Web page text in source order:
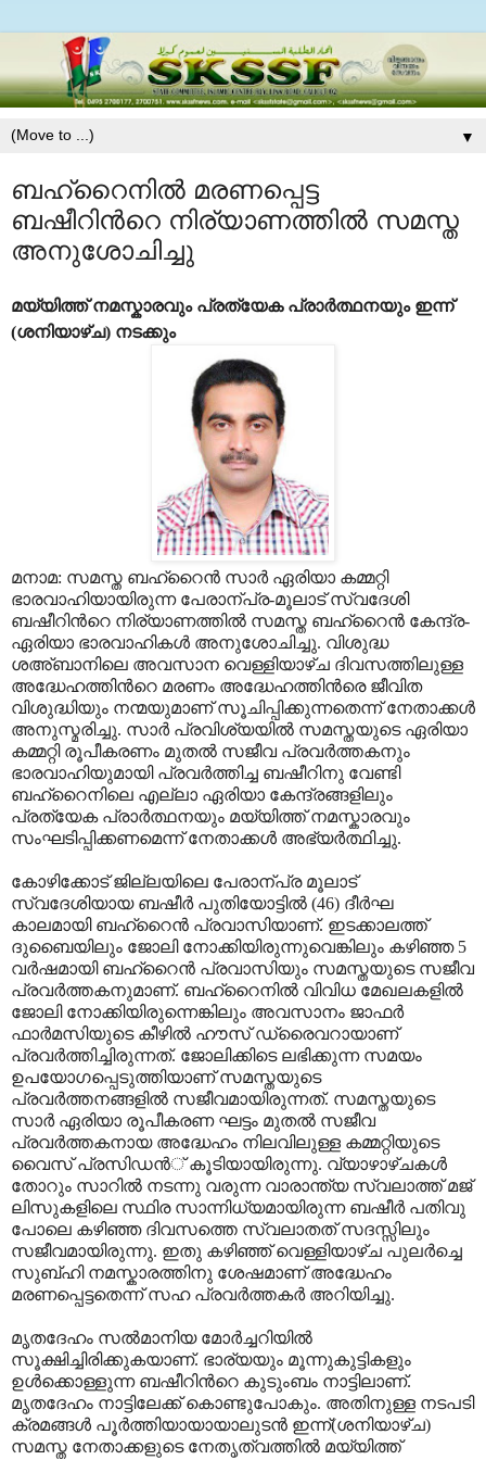
▼
ബഹ്റൈനില്‍ മരണപ്പെട്ട
ബഷീറിന്‍റെ നിര്യാണത്തില്‍ സമസ്ത
അനുശോചിച്ചു
മയ്യിത്ത് നമസ്കാരവും പ്രത്യേക പ്രാര്‍ത്ഥനയും ഇന്ന്
(ശനിയാഴ്ച) നടക്കും
മനാമ: സമസ്ത ബഹ്റൈന്‍ സാര്‍ ഏരിയാ കമ്മറ്റി
ഭാരവാഹിയായിരുന്ന പേരാന്പ്ര-മൂലാട് സ്വദേശി
ബഷീറിന്‍റെ നിര്യാണത്തില്‍ സമസ്ത ബഹ്റൈന്‍ കേന്ദ്ര-
ഏരിയാ ഭാരവാഹികള്‍ അനുശോചിച്ചു. വിശുദ്ധ
ശഅ്ബാനിലെ അവസാന വെള്ളിയാഴ്ച ദിവസത്തിലുള്ള
അദ്ധേഹത്തിന്‍റെ മരണം അദ്ധേഹത്തിന്‍രെ ജീവിത
വിശുദ്ധിയും നന്മയുമാണ് സൂചിപ്പിക്കുന്നതെന്ന് നേതാക്കള്‍
അനുസ്മരിച്ചു. സാര്‍ പ്രവിശ്യയില്‍ സമസ്തയുടെ ഏരിയാ
കമ്മറ്റി രൂപീകരണം മുതല്‍ സജീവ പ്രവര്‍ത്തകനും
ഭാരവാഹിയുമായി പ്രവര്‍ത്തിച്ച ബഷീറിനു വേണ്ടി
ബഹ്റൈനിലെ എല്ലാ ഏരിയാ കേന്ദ്രങ്ങളിലും
പ്രത്യേക പ്രാര്‍ത്ഥനയും മയ്യിത്ത് നമസ്കാരവും
സംഘടിപ്പിക്കണമെന്ന് നേതാക്കള്‍ അഭ്യര്‍ത്ഥിച്ചു.
കോഴിക്കോട് ജില്ലയിലെ പേരാന്പ്ര മൂലാട്
സ്വദേശിയായ ബഷീര്‍ പുതിയോട്ടില്‍ (46) ദീര്‍ഘ
കാലമായി ബഹ്റൈന്‍ പ്രവാസിയാണ്. ഇടക്കാലത്ത്
ദുബൈയിലും ജോലി നോക്കിയിരുന്നുവെങ്കിലും കഴിഞ്ഞ 5
വര്‍ഷമായി ബഹ്റൈന്‍ പ്രവാസിയും സമസ്തയുടെ സജീവ
പ്രവര്‍ത്തകനുമാണ്. ബഹ്റൈനില്‍ വിവിധ മേഖലകളില്‍
ജോലി നോക്കിയിരുന്നെങ്കിലും അവസാനം ജാഫര്‍
ഫാര്‍മസിയുടെ കീഴില്‍ ഹൗസ് ഡ്രൈവറായാണ്
പ്രവര്‍ത്തിച്ചിരുന്നത്. ജോലിക്കിടെ ലഭിക്കുന്ന സമയം
ഉപയോഗപ്പെടുത്തിയാണ് സമസ്തയുടെ
പ്രവര്‍ത്തനങ്ങളില്‍ സജീവമായിരുന്നത്. സമസ്തയുടെ
സാര്‍ ഏരിയാ രൂപീകരണ ഘട്ടം മുതല്‍ സജീവ
പ്രവര്‍ത്തകനായ അദ്ധേഹം നിലവിലുള്ള കമ്മറ്റിയുടെ
വൈസ് പ്രസിഡന്‍് കൂടിയായിരുന്നു. വ്യാഴാഴ്ചകള്‍
തോറും സാറില്‍ നടന്നു വരുന്ന വാരാന്ത്യ സ്വലാത്ത് മജ്
ലിസുകളിലെ സ്ഥിര സാന്നിധ്യമായിരുന്ന ബഷീര്‍ പതിവു
പോലെ കഴിഞ്ഞ ദിവസത്തെ സ്വലാതത് സദസ്സിലും
സജീവമായിരുന്നു. ഇതു കഴിഞ്ഞ് വെള്ളിയാഴ്ച പുലര്‍ച്ചെ
സുബ്ഹി നമസ്കാരത്തിനു ശേഷമാണ് അദ്ധേഹം
മരണപ്പെട്ടതെന്ന് സഹ പ്രവര്‍ത്തകര്‍ അറിയിച്ചു.
മൃതദേഹം സല്‍മാനിയ മോര്‍ച്ചറിയില്‍
സൂക്ഷിച്ചിരിക്കുകയാണ്. ഭാര്യയും മൂന്നുകുട്ടികളും
ഉള്‍ക്കൊള്ളുന്ന ബഷീറിന്‍റെ കുടുംബം നാട്ടിലാണ്.
മൃതദേഹം നാട്ടിലേക്ക് കൊണ്ടുപോകും. അതിനുള്ള നടപടി
ക്രമങ്ങള്‍ പൂര്‍ത്തിയായായാലുടന്‍ ഇന്ന്(ശനിയാഴ്ച)
സമസ്ത നേതാക്കളുടെ നേതൃത്വത്തില്‍ മയ്യിത്ത്